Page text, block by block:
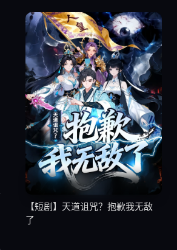
【短剧】天道诅咒？抱歉我无敌
了